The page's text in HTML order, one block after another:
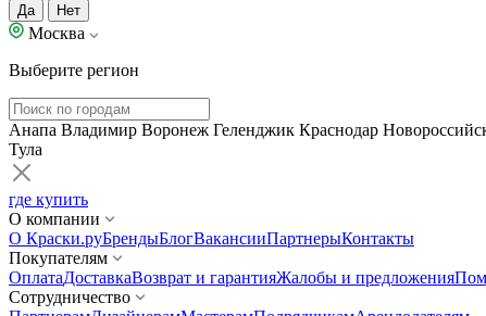
Да Нет
Москва
Выберите регион
Анапа Владимир Воронеж Геленджик Краснодар
Тула
где купить
О компании
О Краски.руБрендыБлогВакансииПартнерыКонтакты
Покупателям
ОплатаДоставкаВозврат и гарантияЖалобы и предложения
Сотрудничество